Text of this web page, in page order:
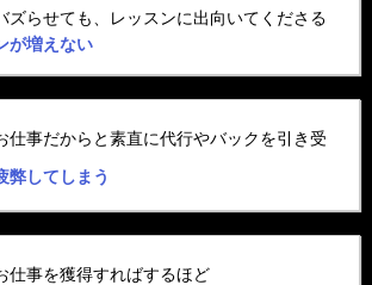
ズらせても、レッスンに出向いてくださる
が増えない
仕事だからと素直に代行やバックを引き受
弊してしまう
仕事を獲得すればするほど